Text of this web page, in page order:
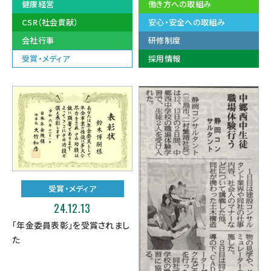
健康経営
働き方への取組み
CSR（社会貢献）
安心・安全への取組み
会社行事
研修制度
受賞・メディア
採用情報
受賞・メディア
24.12.13
「年金委員表彰」を受賞されまし
た